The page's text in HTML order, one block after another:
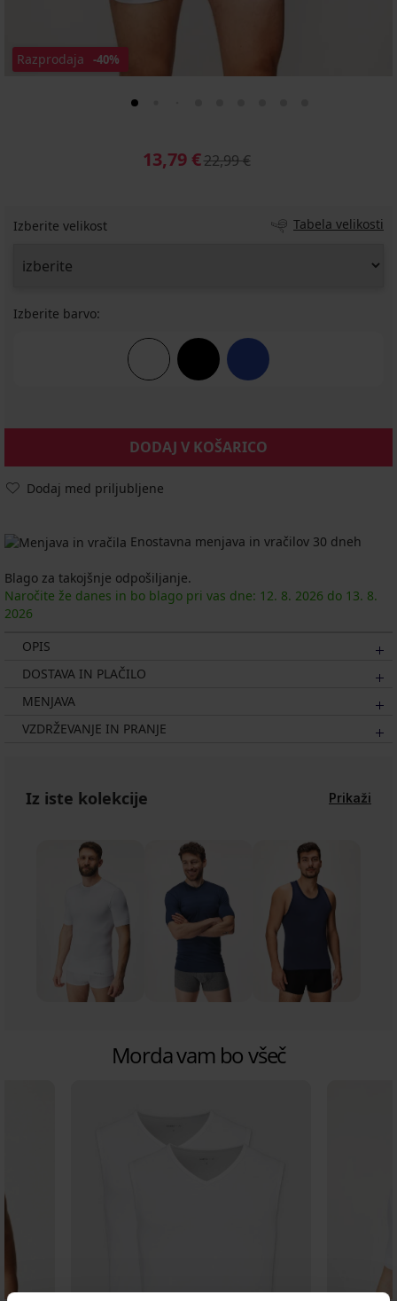
Razprodaja -40%
13,79 €22,99 €
Izberite velikost Tabela velikosti
Izberite barvo:
DODAJ V KOŠARICO
Dodaj med priljubljene
Enostavna menjava in vračilov 30 dneh
Blago za takojšnje odpošiljanje.
Naročite že danes in bo blago pri vas dne: 12. 8. 2026 do 13. 8.
2026
OPIS
DOSTAVA IN PLAČILO
MENJAVA
VZDRŽEVANJE IN PRANJE
Iz iste kolekcije Prikaži
Morda vam bo všeč